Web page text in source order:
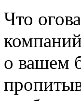
Что
о вашем